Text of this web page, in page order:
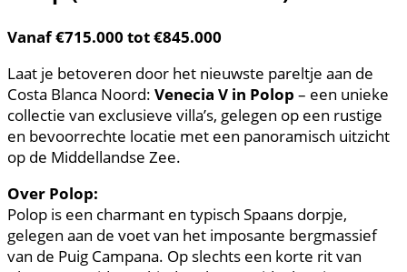
Vanaf €715.000 tot €845.000
Laat je betoveren door het nieuwste pareltje aan de
Costa Blanca Noord: Venecia V in Polop – een unieke
collectie van exclusieve villa’s, gelegen op een rustige
en bevoorrechte locatie met een panoramisch uitzicht
op de Middellandse Zee.
Over Polop:
Polop is een charmant en typisch Spaans dorpje,
gelegen aan de voet van het imposante bergmassief
van de Puig Campana. Op slechts een korte rit van